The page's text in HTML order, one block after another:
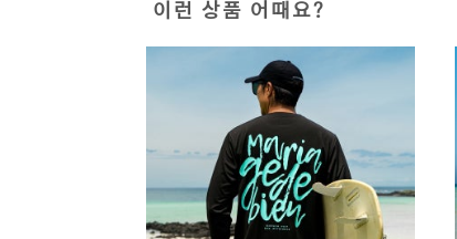
이런 상품 어때요?